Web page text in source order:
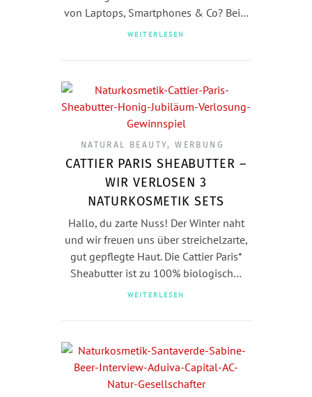
von Laptops, Smartphones & Co? Bei…
WEITERLESEN
NATURAL BEAUTY,WERBUNG
CATTIER PARIS SHEABUTTER –
WIR VERLOSEN 3
NATURKOSMETIK SETS
Hallo, du zarte Nuss! Der Winter naht
und wir freuen uns über streichelzarte,
gut gepflegte Haut. Die Cattier Paris*
Sheabutter ist zu 100% biologisch…
WEITERLESEN